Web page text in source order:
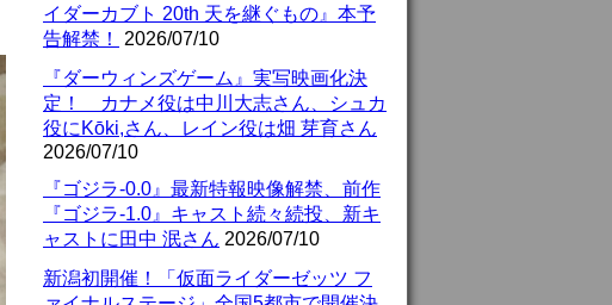
イダーカブト 20th 天を継ぐもの』本予
告解禁！
2026/07/10
『ダーウィンズゲーム』実写映画化決
定！ カナメ役は中川大志さん、シュカ
役にKōki,さん、レイン役は畑 芽育さん
2026/07/10
『ゴジラ-0.0』最新特報映像解禁、前作
『ゴジラ-1.0』キャスト続々続投、新キ
ャストに田中 泯さん 2026/07/10
新潟初開催！「仮面ライダーゼッツ フ